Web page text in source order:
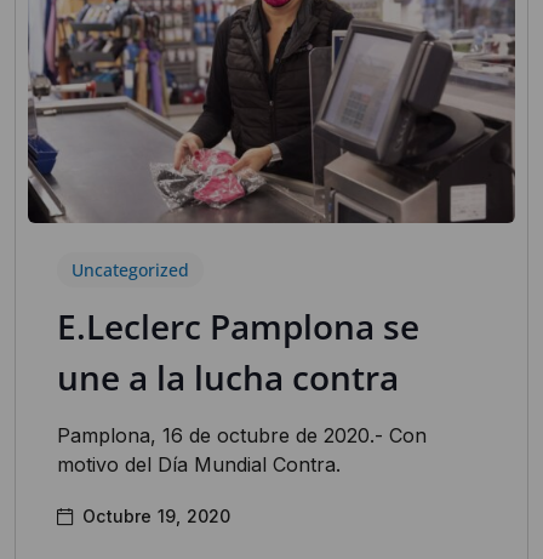
Uncategorized
E.Leclerc Pamplona se
une a la lucha contra
Pamplona, 16 de octubre de 2020.- Con
motivo del Día Mundial Contra.
Octubre 19, 2020